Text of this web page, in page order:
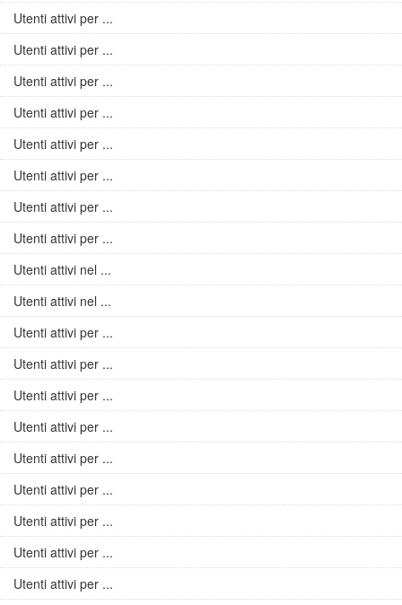
Utenti attivi per ...
Utenti attivi per ...
Utenti attivi per ...
Utenti attivi per ...
Utenti attivi per ...
Utenti attivi per ...
Utenti attivi per ...
Utenti attivi per ...
Utenti attivi nel ...
Utenti attivi nel ...
Utenti attivi per ...
Utenti attivi per ...
Utenti attivi per ...
Utenti attivi per ...
Utenti attivi per ...
Utenti attivi per ...
Utenti attivi per ...
Utenti attivi per ...
Utenti attivi per ...